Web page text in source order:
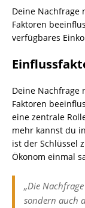
Deine Nachfrage
Faktoren
verfügbares
Deine Nachfrage
Faktoren
eine zentrale
mehr kannst du
ist der Schlüssel
Ökonom einmal
„Die
sondern auch